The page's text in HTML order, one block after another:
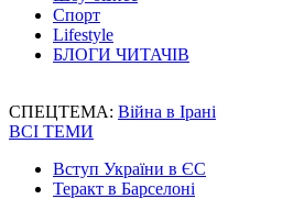
Спорт
Lifestyle
БЛОГИ ЧИТАЧІВ
СПЕЦТЕМА: Війна в Ірані
ВСІ ТЕМИ
Вступ України в ЄС
Теракт в Барселоні